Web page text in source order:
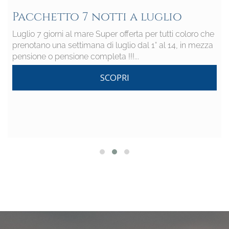
Pacchetto 7 notti a luglio
Luglio 7 giorni al mare Super offerta per tutti coloro che
prenotano una settimana di luglio dal 1° al 14, in mezza
pensione o pensione completa !!!...
SCOPRI